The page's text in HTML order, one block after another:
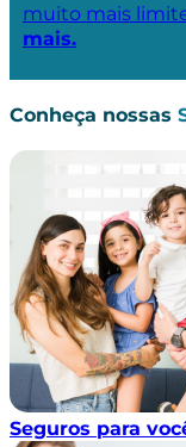
muito mais
mais.
Conheça nossas
Seguros para